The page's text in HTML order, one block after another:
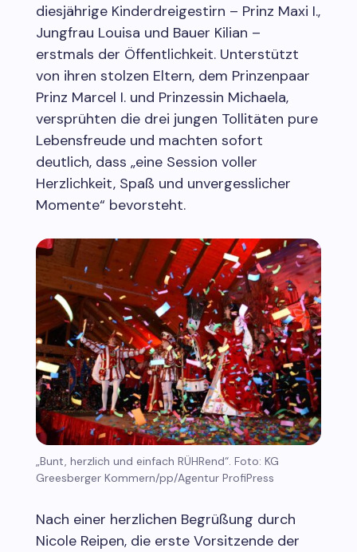
diesjährige Kinderdreigestirn – Prinz Maxi I.,
Jungfrau Louisa und Bauer Kilian –
erstmals der Öffentlichkeit. Unterstützt
von ihren stolzen Eltern, dem Prinzenpaar
Prinz Marcel I. und Prinzessin Michaela,
versprühten die drei jungen Tollitäten pure
Lebensfreude und machten sofort
deutlich, dass „eine Session voller
Herzlichkeit, Spaß und unvergesslicher
Momente“ bevorsteht.
„Bunt, herzlich und einfach RÜHRend“. Foto: KG
Greesberger Kommern/pp/Agentur ProfiPress
Nach einer herzlichen Begrüßung durch
Nicole Reipen, die erste Vorsitzende der